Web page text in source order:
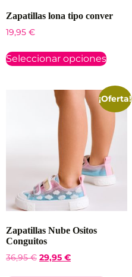
Zapatillas lona tipo conver
19,95 €
Seleccionar opciones
¡Oferta!
Zapatillas Nube Ositos
Conguitos
36,95€ 29,95 €